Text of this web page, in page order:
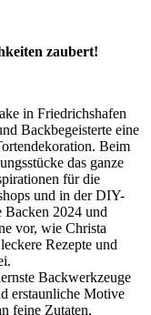
zaubert!
in Friedrichshafen
Backbegeisterte eine
Beim
das ganze
für die
und in der DIY-
Backen 2024 und
vor, wie Christa
Rezepte und
Backwerkzeuge
erstaunliche Motive
feine Zutaten,